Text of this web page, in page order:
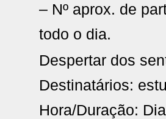
– Nº aprox. de
todo o dia.
Despertar dos
Destinatários:
Hora/Duração: